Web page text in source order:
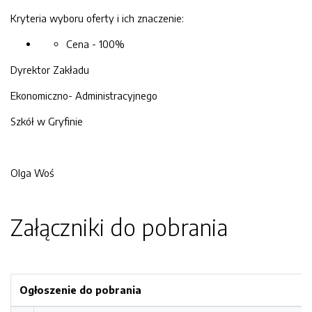
Kryteria wyboru oferty i ich znaczenie:
Cena - 100%
Dyrektor Zakładu
Ekonomiczno- Administracyjnego
Szkół w Gryfinie
Olga Woś
Załączniki do pobrania
Ogłoszenie do pobrania